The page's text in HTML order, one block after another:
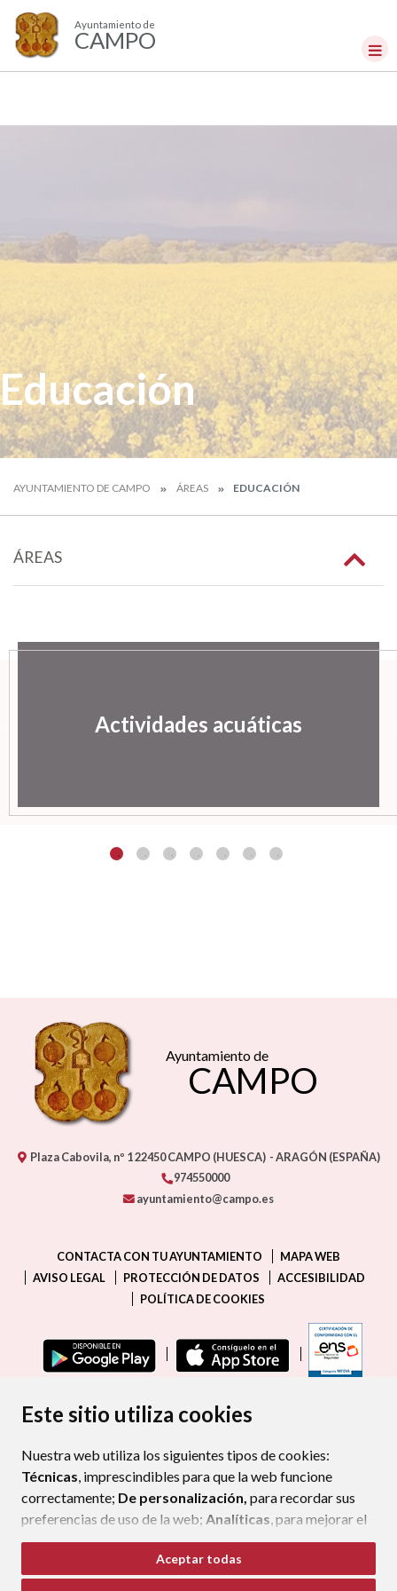
Este sitio utiliza cookies
Nuestra web utiliza los siguientes tipos de cookies:
Técnicas, imprescindibles para que la web funcione
correctamente; De personalización, para recordar sus
preferencias de uso de la web; Analíticas, para mejorar el
funcionamiento de la web y sus servicios.
Si acepta pulsando el botón“Aceptar todas”
Aceptar todas
Ayuntamiento de
CAMPO
Educación
AYUNTAMIENTO DE CAMPO ÁREAS EDUCACIÓN
ÁREAS
Actividades acuáticas
Ayuntamiento de
CAMPO
Plaza Cabovila, nº 122450 CAMPO (HUESCA) - ARAGÓN (ESPAÑA)
974550000
ayuntamiento@campo.es
CONTACTA CON TU AYUNTAMIENTO
MAPA WEB
AVISO LEGAL
PROTECCIÓN DE DATOS
ACCESIBILIDAD
POLÍTICA DE COOKIES